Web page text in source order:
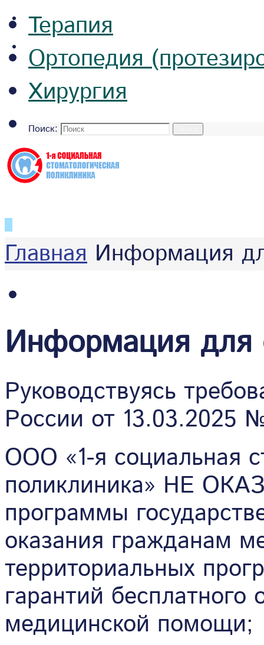
Терапия
Ортопедия
Хирургия
Поиск:
Главная Информация
Информация для
Руководствуясь
России от 13.03.2025
ООО «1-я социальная
поликлиника» НЕ
программы
оказания гражданам
территориальных
гарантий
медицинской помощи;